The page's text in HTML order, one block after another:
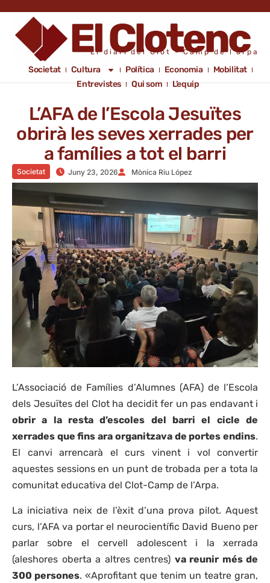
El diari del Clot - Camp de l'arpa
Societat Cultura Política Economia
Mobilitat
Entrevistes
Qui som L’equip
L’AFA de l’Escola Jesuïtes
obrirà les seves xerrades per
a famílies a tot el barri
Societat Juny 23, 2026 Mònica Riu López
L’Associació de Famílies d’Alumnes (AFA) de l’Escola
dels Jesuïtes del Clot ha decidit fer un pas endavant i
obrir a la resta d’escoles del barri el cicle de
xerrades que fins ara organitzava de portes endins.
El canvi arrencarà el curs vinent i vol convertir
aquestes sessions en un punt de trobada per a tota la
comunitat educativa del Clot-Camp de l’Arpa.
La iniciativa neix de l’èxit d’una prova pilot. Aquest
curs, l’AFA va portar el neurocientífic David Bueno per
parlar sobre el cervell adolescent i la xerrada
(aleshores oberta a altres centres) va reunir més de
300 persones. «Aprofitant que tenim un teatre gran,